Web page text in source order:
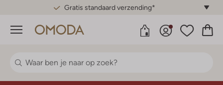
Gratis standaard verzending*
Menu